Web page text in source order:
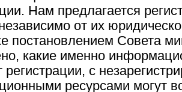
Нам предлагается
от их
постановлением Совета
какие именно
регистрации, с
ресурсами могут